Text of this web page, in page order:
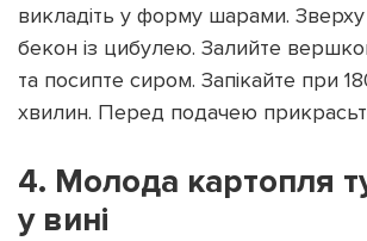
викладіть у форму шарами. Зверху
бекон із цибулею. Залийте
та посипте сиром. Запікайте при
хвилин. Перед подачею
4. Молода картопля
у вині